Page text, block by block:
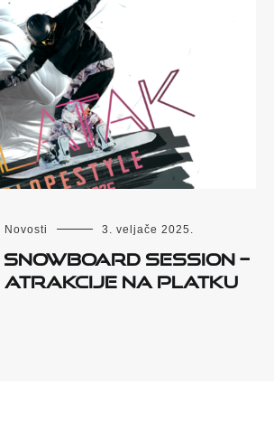
Novosti 3. veljače 2025.
Session –
atrakcije na Platku